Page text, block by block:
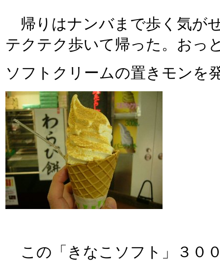
帰りはナンバまで歩く気が
テクテク歩いて帰った。おっ
ソフトクリームの置きモン
この「きなこソフト」３０